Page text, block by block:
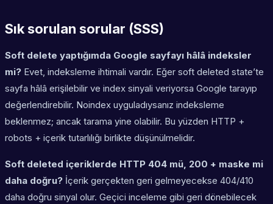
Sık sorulan sorular (SSS)
Soft delete yaptığımda Google sayfayı hâlâ indeksler
mi? Evet, indeksleme ihtimali vardır. Eğer soft deleted state’te
sayfa hâlâ erişilebilir ve index sinyali veriyorsa Google tarayıp
değerlendirebilir. Noindex uyguladıysanız indeksleme
beklenmez; ancak tarama yine olabilir. Bu yüzden HTTP +
robots + içerik tutarlılığı birlikte düşünülmelidir.
Soft deleted içeriklerde HTTP 404 mü, 200 + maske mi
daha doğru? İçerik gerçekten geri gelmeyecekse 404/410
daha doğru sinyal olur. Geçici inceleme gibi geri dönebilecek